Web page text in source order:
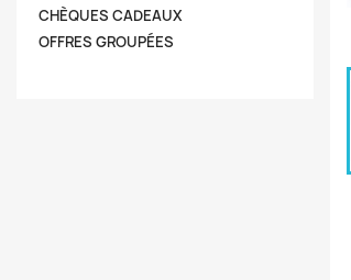
CHÈQUES CADEAUX
OFFRES GROUPÉES